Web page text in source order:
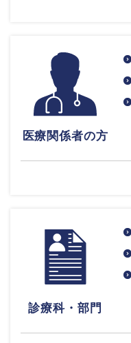
医療関係者の方
診療科・部門